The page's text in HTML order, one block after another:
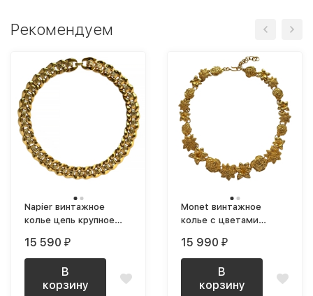
Рекомендуем
Napier винтажное
колье цепь крупное
15 590 ₽
В
корзину
Monet винтажное
колье с цветами
15 990 ₽
В
корзину